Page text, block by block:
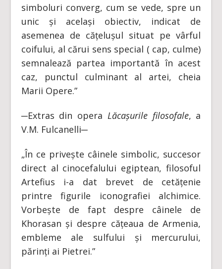
simboluri converg, cum se vede, spre un
unic și același obiectiv, indicat de
asemenea de cățelușul situat pe vârful
coifului, al cărui sens special ( cap, culme)
semnalează partea importantă în acest
caz, punctul culminant al artei, cheia
Marii Opere.”
─Extras din opera Lăcașurile filosofale, a
V.M. Fulcanelli─
„În ce privește câinele simbolic, succesor
direct al cinocefalului egiptean, filosoful
Artefius i-a dat brevet de cetățenie
printre figurile iconografiei alchimice.
Vorbește de fapt despre câinele de
Khorasan și despre cățeaua de Armenia,
embleme ale sulfului și mercurului,
părinți ai Pietrei.”